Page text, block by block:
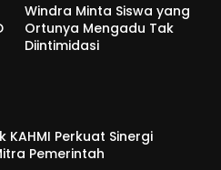
Windra Minta Siswa yang
Ortunya Mengadu Tak
Diintimidasi
KAHMI Perkuat Sinergi
Pemerintah